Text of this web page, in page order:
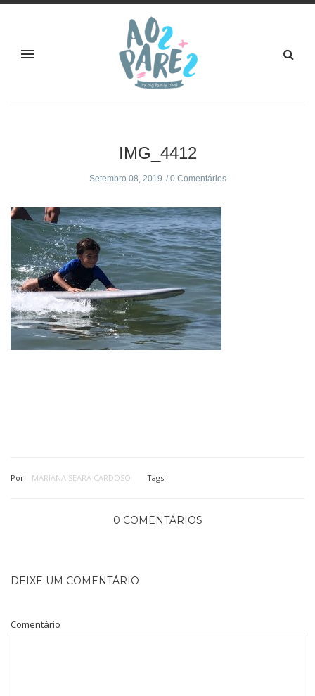
IMG_4412
Setembro 08, 2019 0 Comentários
Por: MARIANA SEARA CARDOSO Tags:
0 COMENTÁRIOS
DEIXE UM COMENTÁRIO
Comentário